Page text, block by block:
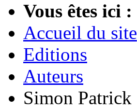
Vous êtes ici :
Accueil du site
Editions
Auteurs
Simon Patrick